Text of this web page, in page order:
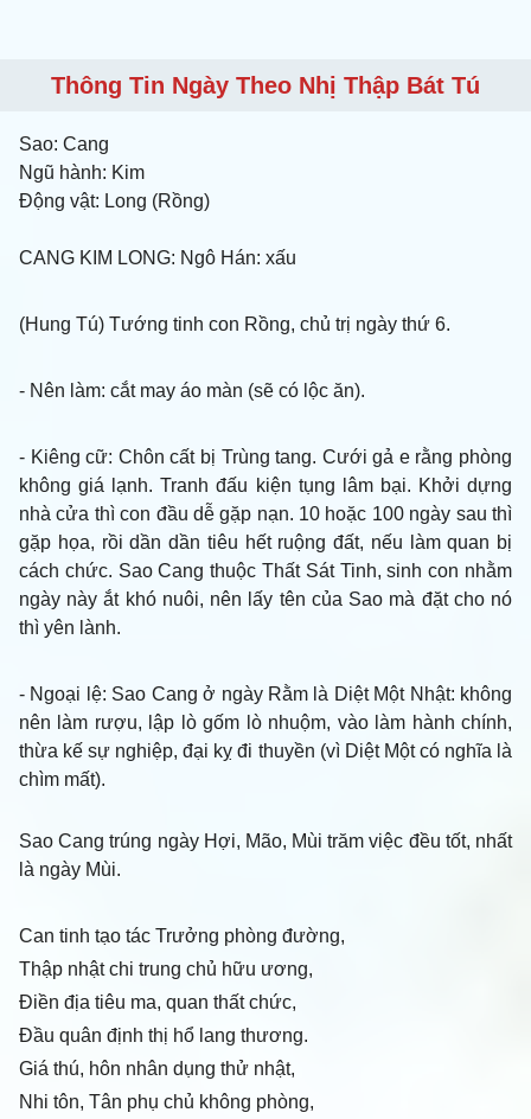
Thông Tin Ngày Theo Nhị Thập Bát Tú
Sao: Cang
Ngũ hành: Kim
Động vật: Long (Rồng)
CANG KIM LONG: Ngô Hán: xấu
(Hung Tú) Tướng tinh con Rồng, chủ trị ngày thứ 6.
- Nên làm: cắt may áo màn (sẽ có lộc ăn).
- Kiêng cữ: Chôn cất bị Trùng tang. Cưới gả e rằng phòng
không giá lạnh. Tranh đấu kiện tụng lâm bại. Khởi dựng
nhà cửa thì con đầu dễ gặp nạn. 10 hoặc 100 ngày sau thì
gặp họa, rồi dần dần tiêu hết ruộng đất, nếu làm quan bị
cách chức. Sao Cang thuộc Thất Sát Tinh, sinh con nhằm
ngày này ắt khó nuôi, nên lấy tên của Sao mà đặt cho nó
thì yên lành.
- Ngoại lệ: Sao Cang ở ngày Rằm là Diệt Một Nhật: không
nên làm rượu, lập lò gốm lò nhuộm, vào làm hành chính,
thừa kế sự nghiệp, đại kỵ đi thuyền (vì Diệt Một có nghĩa là
chìm mất).
Sao Cang trúng ngày Hợi, Mão, Mùi trăm việc đều tốt, nhất
là ngày Mùi.
Can tinh tạo tác Trưởng phòng đường,
Thập nhật chi trung chủ hữu ương,
Điền địa tiêu ma, quan thất chức,
Đầu quân định thị hổ lang thương.
Giá thú, hôn nhân dụng thử nhật,
Nhi tôn, Tân phụ chủ không phòng,